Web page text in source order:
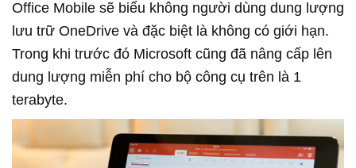
Office Mobile sẽ biếu không người dùng dung lượng
lưu trữ OneDrive và đặc biệt là không có giới hạn.
Trong khi trước đó Microsoft cũng đã nâng cấp lên
dung lượng miễn phí cho bộ công cụ trên là 1
terabyte.